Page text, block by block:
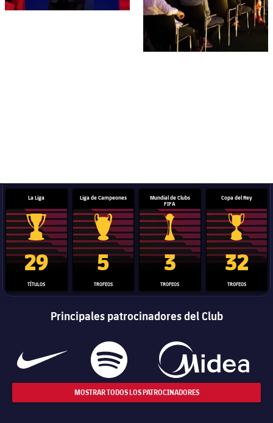
La Liga
Trofeo de La Liga
29
TÍTULOS
Liga de Campeones
Trofeo de la Liga de Campeones
5
TROFEOS
Mundial de Clubs
FIFA
Trofeo del Mundial de
3
TROFEOS
Copa del Rey
Copa del
32
TROFEOS
Principales patrocinadores del Club
MOSTRAR TODOS LOS PATROCINADORES